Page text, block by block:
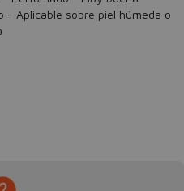
- Aplicable sobre piel húmeda o